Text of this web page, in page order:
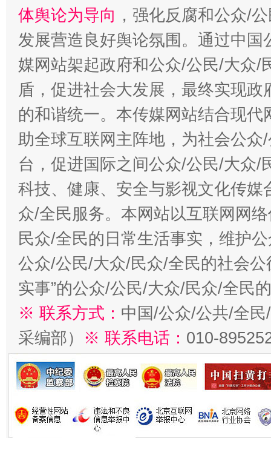
体舆论为导向 ，强化反腐和公众/
发展营造良好舆论氛围。通过中
媒网站架起政府和公众/公民/大众/
盾，促进社会大发展，最终实现
的和谐统一。本传媒网站结合现
助全球互联网主阵地，为社会公
台，促进国际之间公众/公民/大众/
科技、健康、安全与影视文化传
众/全民服务。本网站以互联网网
民众/全民的日常生活事实，维护
公众/公民/大众/民众/全民的社会公
实事”的公众/公民/大众/民众/全民
※ 联系方式： 中国/公众/公共/全
采编部） ※ 联系电话： 010-